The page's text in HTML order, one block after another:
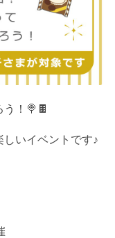
！🍭🍫
いイベントです♪